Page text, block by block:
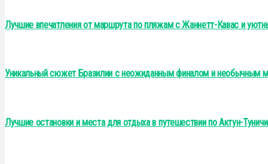
Лучшие впечатления от маршрута по пляжам с Жаннетт-Кавас и
Уникальный сюжет Бразилии с неожиданным финалом и необычным
Лучшие остановки и места для отдыха в путешествии по Актун-